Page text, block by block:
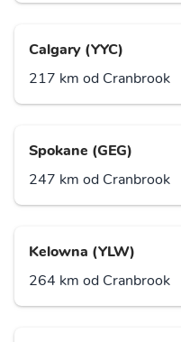
Calgary (YYC)
217 km od Cranbrook
Spokane (GEG)
247 km od Cranbrook
Kelowna (YLW)
264 km od Cranbrook